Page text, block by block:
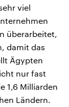
viel
überarbeitet,
damit das
Ägypten
nur fast
1,6 Milliarden
Ländern.